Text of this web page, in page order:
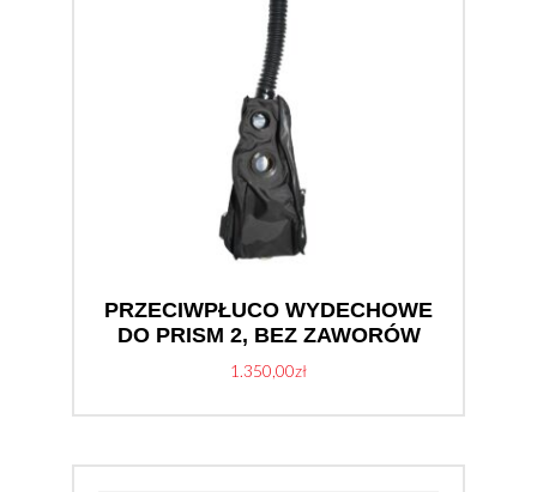
PRZECIWPŁUCO WYDECHOWE
DO PRISM 2, BEZ ZAWORÓW
1.350,00zł